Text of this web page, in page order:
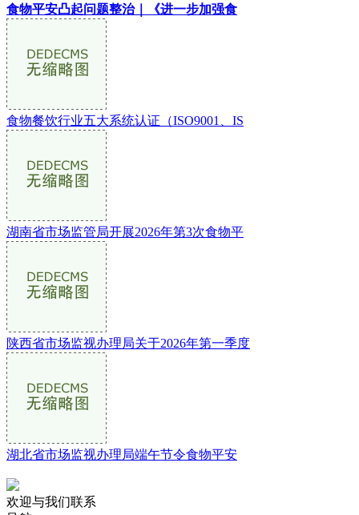
食物平安凸起问题整治｜《进一步加强食
食物餐饮行业五大系统认证（ISO9001、IS
湖南省市场监管局开展2026年第3次食物平
陕西省市场监视办理局关于2026年第一季度
湖北省市场监视办理局端午节令食物平安
欢迎与我们联系